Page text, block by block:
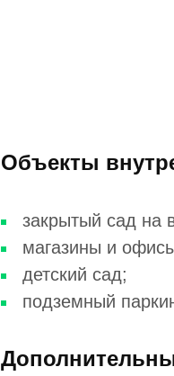
Объекты
закрытый сад на
магазины и
детский сад;
подземный